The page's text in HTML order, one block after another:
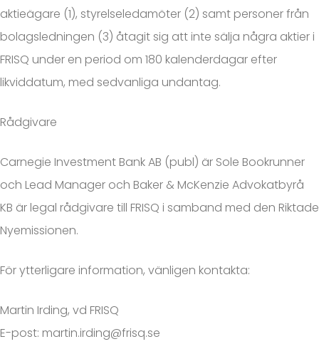
aktieägare (1), styrelseledamöter (2) samt personer från
bolagsledningen (3) åtagit sig att inte sälja några aktier i
FRISQ under en period om 180 kalenderdagar efter
likviddatum, med sedvanliga undantag.
Rådgivare
Carnegie Investment Bank AB (publ) är Sole Bookrunner
och Lead Manager och Baker & McKenzie Advokatbyrå
KB är legal rådgivare till FRISQ i samband med den Riktade
Nyemissionen.
För ytterligare information, vänligen kontakta:
Martin Irding, vd FRISQ
E-post: martin.irding@frisq.se